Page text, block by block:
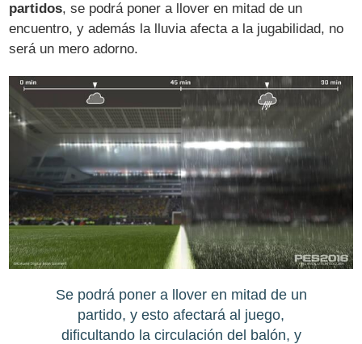
partidos, se podrá poner a llover en mitad de un
encuentro, y además la lluvia afecta a la jugabilidad, no
será un mero adorno.
Se podrá poner a llover en mitad de un
partido, y esto afectará al juego,
dificultando la circulación del balón, y